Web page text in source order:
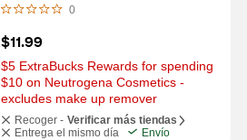
0
$11.99
$5 ExtraBucks Rewards for spending
$10 on Neutrogena Cosmetics -
excludes make up remover
Recoger - Verificar más tiendas
Entrega el mismo día
Envío